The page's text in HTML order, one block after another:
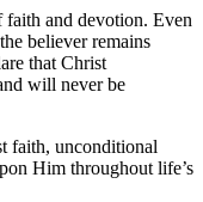
faith and devotion. Even
believer remains
that Christ
will never be
faith, unconditional
Him throughout life’s